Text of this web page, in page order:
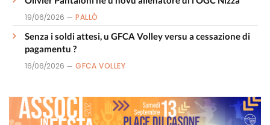
19/06/2026 PALLÒ
Senza i soldi attesi, u GFCA Volley versu a cessazione di
pagamentu ?
16/06/2026 GFCA VOLLEY